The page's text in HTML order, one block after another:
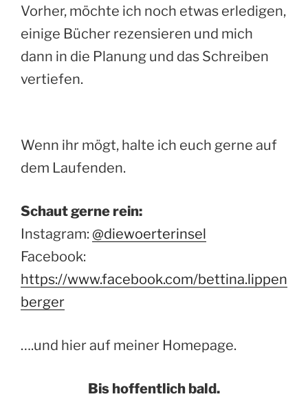
Vorher, möchte ich noch etwas erledigen,
einige Bücher rezensieren und mich
dann in die Planung und das Schreiben
vertiefen.
Wenn ihr mögt, halte ich euch gerne auf
dem Laufenden.
Schaut gerne rein:
Instagram: @diewoerterinsel
Facebook:
https://www.facebook.com/bettina.lippen
berger
….und hier auf meiner Homepage.
Bis hoffentlich bald.